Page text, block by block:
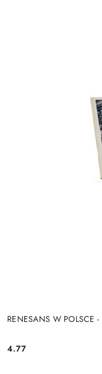
RENESANS W POLSCE
Cena:
4.77